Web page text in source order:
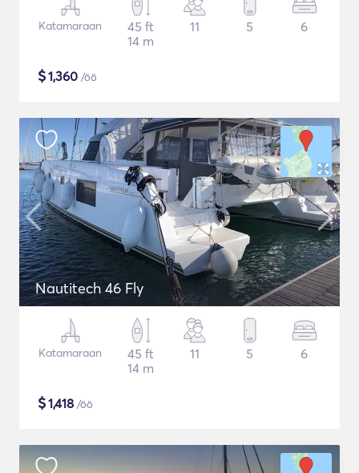
Katamaraan
45 ft
14 m
11 5 6
$1,360 /öö
Nautitech 46 Fly
Katamaraan
45 ft
14 m
11 5 6
$1,418 /öö